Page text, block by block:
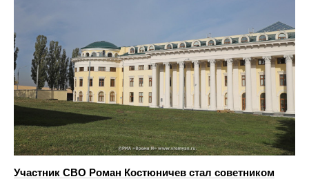
Участник СВО Роман Костюничев стал советником